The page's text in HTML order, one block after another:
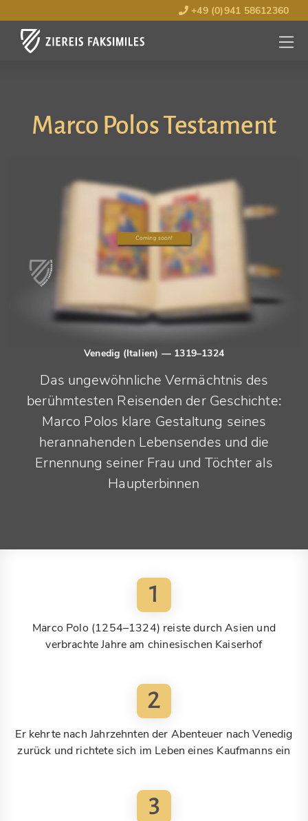
+49 (0)941 58612360
MENÜ
Marco Polos Testament
Venedig (Italien) — 1319–1324
Das ungewöhnliche Vermächtnis des
berühmtesten Reisenden der Geschichte:
Marco Polos klare Gestaltung seines
herannahenden Lebensendes und die
Ernennung seiner Frau und Töchter als
Haupterbinnen
1
Marco Polo (1254–1324) reiste durch Asien und
verbrachte Jahre am chinesischen Kaiserhof
2
Er kehrte nach Jahrzehnten der Abenteuer nach Venedig
zurück und richtete sich im Leben eines Kaufmanns ein
3